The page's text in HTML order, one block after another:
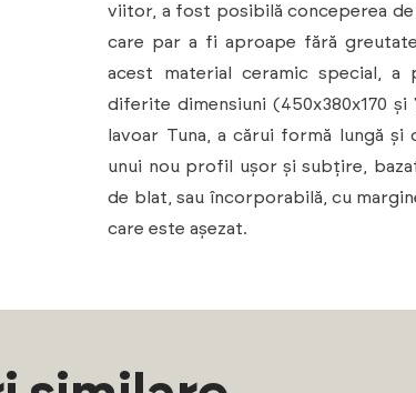
viitor, a fost posibilă conceperea
care par a fi aproape fără
acest material ceramic special,
diferite dimensiuni (450x380x170 și
lavoar Tuna, a cărui formă lungă
unui nou profil ușor și subțire,
de blat, sau încorporabilă, cu
care este așezat.